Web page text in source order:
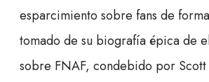
esparcimiento sobre fans de
tomado de su biografía épica de
sobre FNAF, condebido por Scott